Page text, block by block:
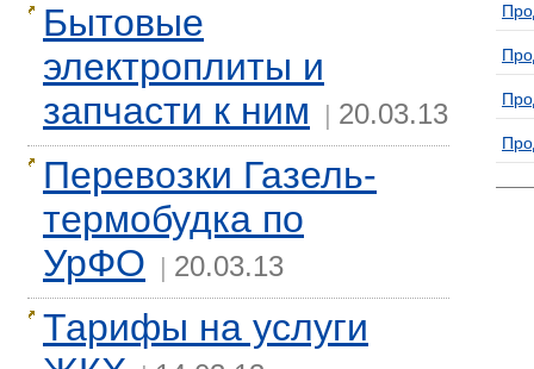
Бытовые
электроплиты и
запчасти к ним | 20.03.13
Перевозки Газель-
термобудка по
УрФО | 20.03.13
Тарифы на услуги